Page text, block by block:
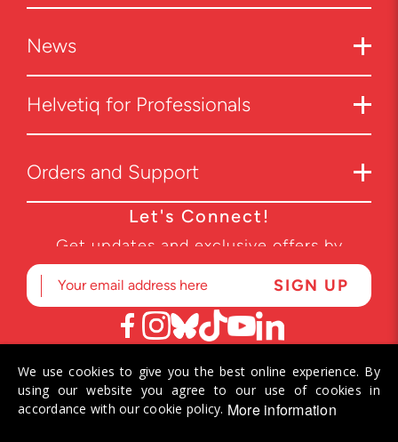
News
Helvetiq for Professionals
Orders and Support
Let's Connect!
Get updates and exclusive offers by
subscribing to our newsletter.
© 2026 Helvetiq SA. All rights reserved.
We use cookies to give you the best online experience. By
using our website you agree to our use of cookies in
accordance with our cookie policy. More information